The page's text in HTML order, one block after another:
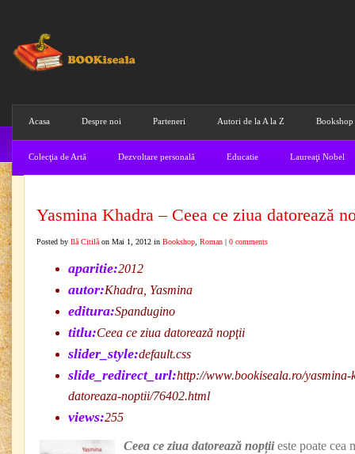
Acasa Despre noi Parteneri Autori de la A la Z Bookshop
Colecţia de Artă Dezvoltare personală Educatie Laureaţi Nobel
Yasmina Khadra – Ceea ce ziua datorează
Posted by Ilă Citilă on Mai 1, 2012 in Bookshop Roman | 0 comments
aparitie:2012
autor:Khadra, Yasmina
editura:Spandugino
titlu:Ceea ce ziua datorează nopţii
slider_style:default.css
slide_redirect_url:http://www.bookiseala.ro/yasmina-
datoreaza-noptii/76402.html
views:255
Ceea ce ziua datorează nopții este poate cea